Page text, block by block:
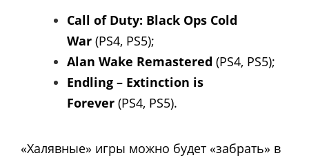
Call of Duty: Black Ops Cold
War (PS4, PS5);
Alan Wake Remastered (PS4, PS5);
Endling – Extinction is
Forever (PS4, PS5).
«Халявные» игры можно будет «забрать» в